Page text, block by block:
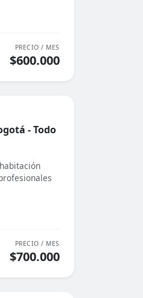
PRECIO / MES
$600.000
- Todo
PRECIO / MES
$700.000